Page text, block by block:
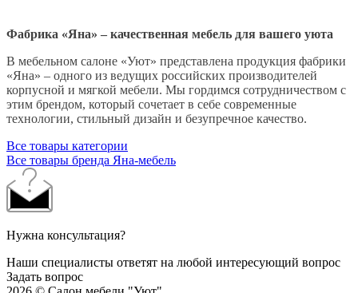
Фабрика «Яна» – качественная мебель для вашего уюта
В мебельном салоне «Уют» представлена продукция фабрики
«Яна» – одного из ведущих российских производителей
корпусной и мягкой мебели. Мы гордимся сотрудничеством с
этим брендом, который сочетает в себе современные
технологии, стильный дизайн и безупречное качество.
Все товары категории
Все товары бренда Яна-мебель
Нужна консультация?
Наши специалисты ответят на любой интересующий вопрос
Задать вопрос